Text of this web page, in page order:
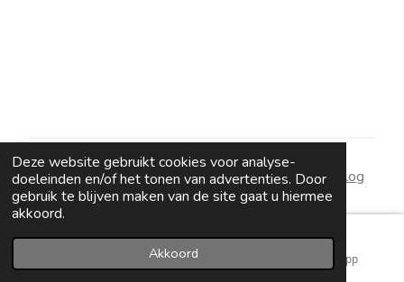
Deze website gebruikt cookies voor analyse-
doeleinden en/of het tonen van advertenties. Door
gebruik te blijven maken van de site gaat u hiermee
akkoord.
Akkoord
algemene voorwaarden|wie zijn wij|contact| blog
Instagram WhatsApp